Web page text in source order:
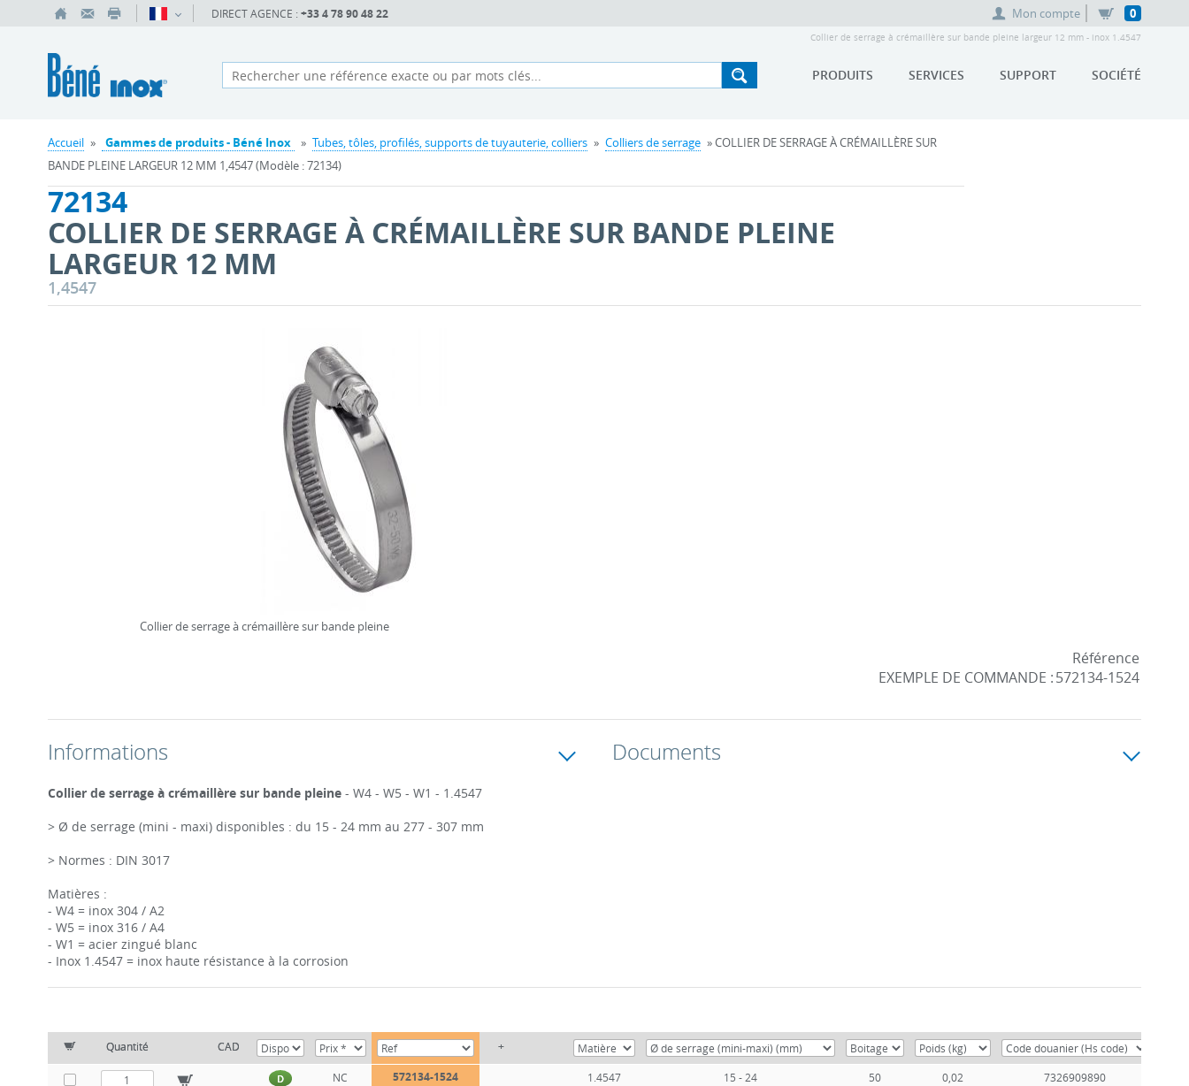
DIRECT AGENCE : +33 4 78 90 48 22 Mon compte 0
Collier de serrage à crémaillère sur bande pleine largeur 12 mm - inox 1.4547
PRODUITS SERVICES SUPPORT SOCIÉTÉ
Accueil » Gammes de produits - Béné Inox » Tubes, tôles, profilés, supports de tuyauterie, colliers » Colliers de serrage » COLLIER DE SERRAGE À CRÉMAILLÈRE SUR
BANDE PLEINE LARGEUR 12 MM 1,4547 (Modèle : 72134)
72134
COLLIER DE SERRAGE À CRÉMAILLÈRE SUR BANDE PLEINE
LARGEUR 12 MM
1,4547
Collier de serrage à crémaillère sur bande pleine
EXEMPLE DE COMMANDE :
Référence
572134-1524
Informations
Collier de serrage à crémaillère sur bande pleine- W4 - W5 - W1 - 1.4547
> Ø de serrage (mini - maxi) disponibles : du 15 - 24 mm au 277 - 307 mm
> Normes : DIN 3017
Matières :
- W4 = inox 304 / A2
- W5 = inox 316 / A4
- W1 = acier zingué blanc
- Inox 1.4547 = inox haute résistance à la corrosion
Documents
Quantité CAD +
D NC 572134-1524 1.4547 15 - 24 50 0,02 7326909890